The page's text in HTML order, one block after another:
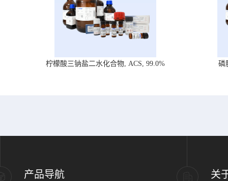
柠檬酸三钠盐二水化合物, ACS, 99.0% 磷
产品导航 关